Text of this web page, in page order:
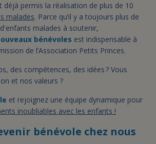
déjà permis la réalisation de plus de 10
malades. Parce qu’il y a toujours plus de
malades à soutenir,
bénévoles est indispensable à
de l’Association Petits Princes.
des compétences, des idées ? Vous
et nos valeurs ?
et rejoignez une équipe dynamique pour
inoubliables avec les enfants !
bénévole chez nous